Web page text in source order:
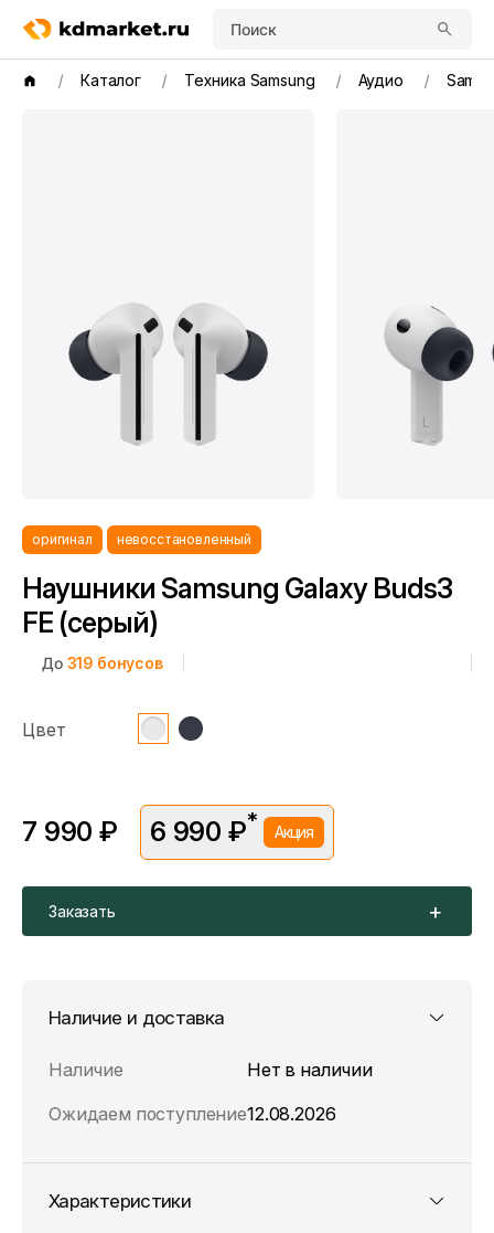
Поиск
Каталог Техника Samsung Аудио
оригинал невосстановленный
Наушники Samsung Galaxy Buds3
FE (серый)
До 319 бонусов
Цвет
7 990 ₽ 6 990 ₽* Акция
Цена без скидки —7 990 ₽. Подробности уточняйте у
консультантов.
Заказать
Наличие и доставка
Наличие
Нет в наличии
Ожидаем поступление12.08.2026
Характеристики